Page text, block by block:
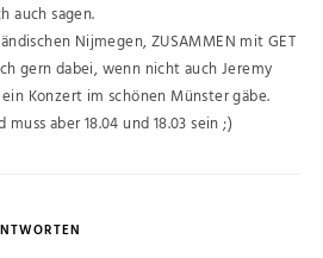
auch sagen.
Nijmegen, ZUSAMMEN mit GET
gern dabei, wenn nicht auch Jeremy
Konzert im schönen Münster gäbe.
aber 18.04 und 18.03 sein ;)